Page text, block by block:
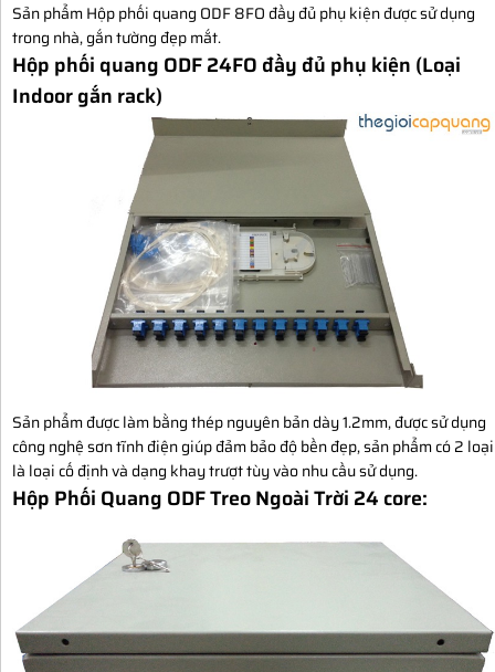
Sản phẩm Hộp phối quang ODF 8FO đầy đủ phụ kiện được sử dụng
trong nhà, gắn tường đẹp mắt.
Hộp phối quang ODF 24FO đầy đủ phụ kiện (Loại
Indoor gắn rack)
Sản phẩm được làm bằng thép nguyên bản dày 1.2mm, được sử dụng
công nghệ sơn tĩnh điện giúp đảm bảo độ bền đẹp, sản phẩm có 2 loại
là loại cố định và dạng khay trượt tùy vào nhu cầu sử dụng.
Hộp Phối Quang ODF Treo Ngoài Trời 24 core: